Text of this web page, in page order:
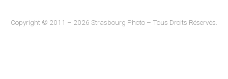
Copyright © 2011 – 2026 Strasbourg Photo – Tous Droits Réservés.